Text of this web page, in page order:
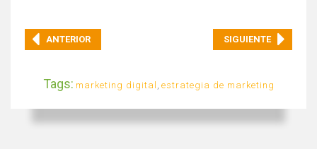
ANTERIOR SIGUIENTE
Tags: marketing digital , estrategia de marketing